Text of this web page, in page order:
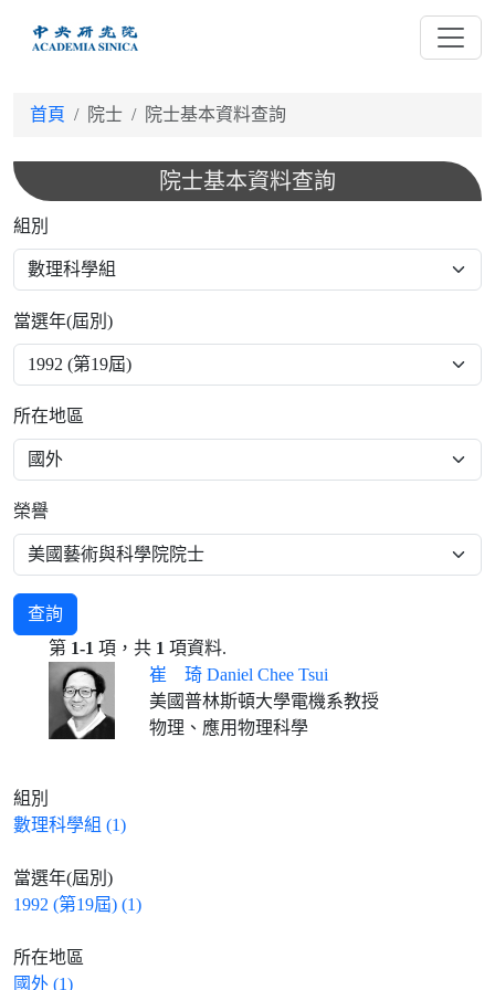
首頁 院士 院士基本資料查詢
院士基本資料查詢
組別
當選年(屆別)
所在地區
榮譽
查詢
第 1-1 項，共 1 項資料.
崔 琦 Daniel Chee Tsui
美國普林斯頓大學電機系教授
物理、應用物理科學
組別
數理科學組 (1)
當選年(屆別)
1992 (第19屆) (1)
所在地區
國外 (1)